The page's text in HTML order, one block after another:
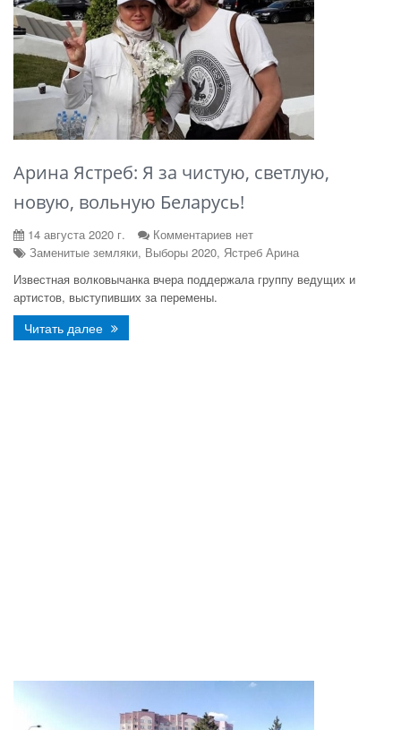
Арина Ястреб: Я за чистую, светлую,
новую, вольную Беларусь!
14 августа 2020 г.
Комментариев нет
Заменитые земляки, Выборы 2020, Ястреб Арина
Известная волковычанка вчера поддержала группу ведущих и
артистов, выступивших за перемены.
Читать далее